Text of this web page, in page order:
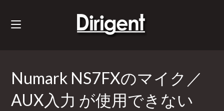
Numark NS7FXのマイク／
AUX入力 が使用できない